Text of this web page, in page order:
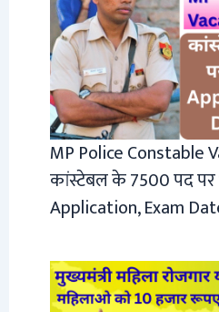
MP Police Constable
कांस्टेबल के 7500 पद पर
Application, Exam